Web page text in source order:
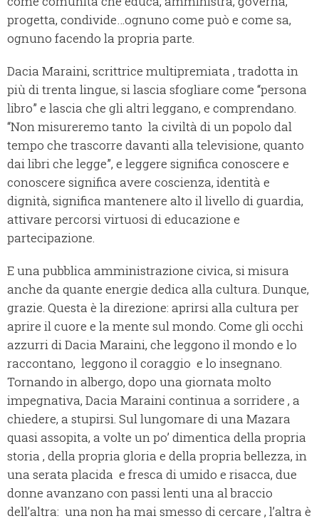
progetta, condivide…ognuno come può e come sa,
ognuno facendo la propria parte.
Dacia Maraini, scrittrice multipremiata , tradotta in
più di trenta lingue, si lascia sfogliare come “persona
libro” e lascia che gli altri leggano, e comprendano.
“Non misureremo tanto la civiltà di un popolo dal
tempo che trascorre davanti alla televisione, quanto
dai libri che legge”, e leggere significa conoscere e
conoscere significa avere coscienza, identità e
dignità, significa mantenere alto il livello di guardia,
attivare percorsi virtuosi di educazione e
partecipazione.
E una pubblica amministrazione civica, si misura
anche da quante energie dedica alla cultura. Dunque,
grazie. Questa è la direzione: aprirsi alla cultura per
aprire il cuore e la mente sul mondo. Come gli occhi
azzurri di Dacia Maraini, che leggono il mondo e lo
raccontano, leggono il coraggio e lo insegnano.
Tornando in albergo, dopo una giornata molto
impegnativa, Dacia Maraini continua a sorridere , a
chiedere, a stupirsi. Sul lungomare di una Mazara
quasi assopita, a volte un po’ dimentica della propria
storia , della propria gloria e della propria bellezza, in
una serata placida e fresca di umido e risacca, due
donne avanzano con passi lenti una al braccio
dell’altra: una non ha mai smesso di cercare , l’altra è